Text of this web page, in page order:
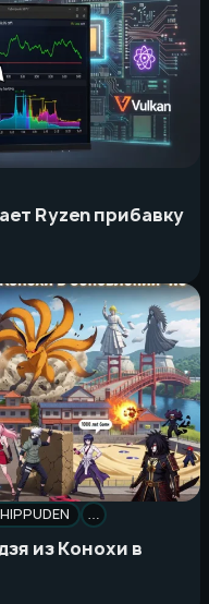
Ryzen прибавку
…
из Конохи в